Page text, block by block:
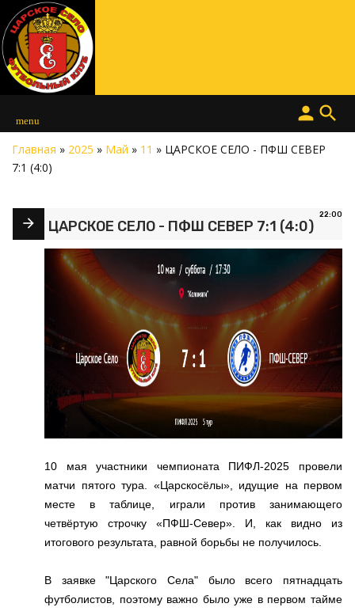
menu search
person
Главная » 2025 » Май » 11 » ЦАРСКОЕ СЕЛО - ПФШ СЕВЕР
7:1 (4:0)
22:00
ЦАРСКОЕ СЕЛО - ПФШ СЕВЕР 7:1 (4:0)
10 мая участники чемпионата ПИФЛ-2025 провели
матчи пятого тура. «Царскосёлы», идущие на первом
месте в таблице, играли против занимающего
четвёртую строчку «ПФШ-Север». И, как видно из
итогового результата, равной борьбы не получилось.
В заявке "Царского Села" было всего пятнадцать
футболистов, поэтому важно было уже в первом тайме